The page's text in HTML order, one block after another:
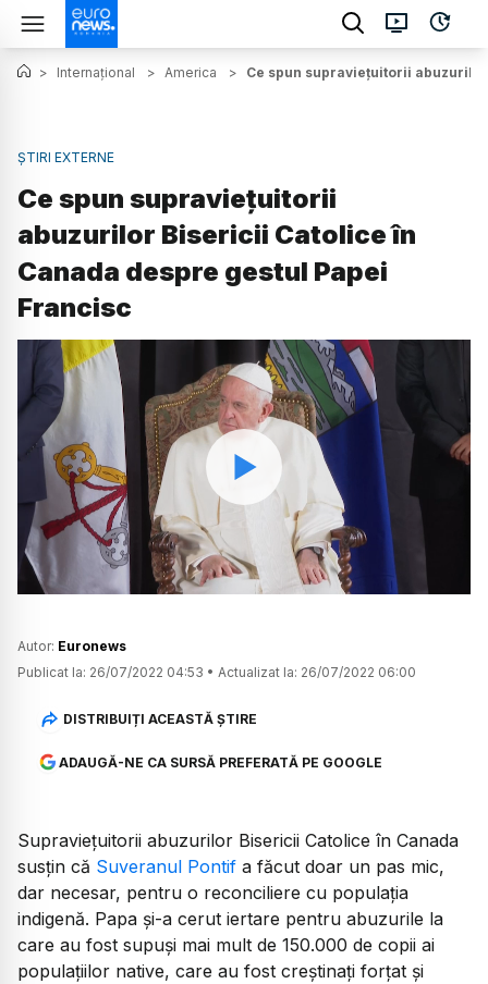
> Internațional > America > Ce spun supraviețuitorii
ȘTIRI EXTERNE
Ce spun supraviețuitorii
abuzurilor Bisericii Catolice în
Canada despre gestul Papei
Francisc
Watch
Autor: Euronews
Publicat la: 26/07/2022 04:53 • Actualizat la: 26/07/2022 06:00
DISTRIBUIȚI ACEASTĂ ȘTIRE
ADAUGĂ-NE CA SURSĂ PREFERATĂ PE GOOGLE
Supraviețuitorii abuzurilor Bisericii Catolice în Canada
susțin că Suveranul Pontif a făcut doar un pas mic,
dar necesar, pentru o reconciliere cu populația
indigenă. Papa și-a cerut iertare pentru abuzurile la
care au fost supuși mai mult de 150.000 de copii ai
populațiilor native, care au fost creștinați forțat și